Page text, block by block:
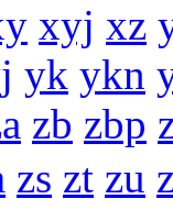
xyj xz
yk ykn
zb zbp
zs zt zu